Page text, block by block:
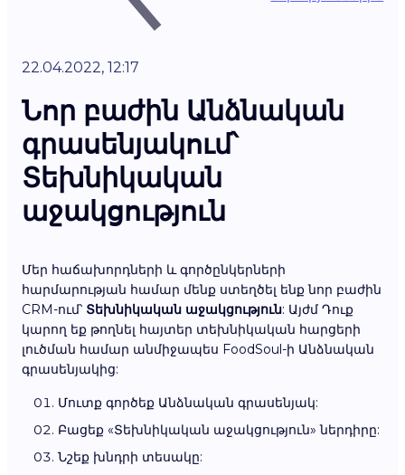
22.04.2022, 12:17
Նոր բաժին Անձնական
գրասենյակում՝
Տեխնիկական
աջակցություն
Մեր հաճախորդների և գործընկերների
հարմարության համար մենք ստեղծել ենք նոր բաժին
CRM-ում՝ Տեխնիկական աջակցություն: Այժմ Դուք
կարող եք թողնել հայտեր տեխնիկական հարցերի
լուծման համար անմիջապես FoodSoul-ի Անձնական
գրասենյակից:
Մուտք գործեք Անձնական գրասենյակ:
Բացեք «Տեխնիկական աջակցություն» ներդիրը:
Նշեք խնդրի տեսակը: